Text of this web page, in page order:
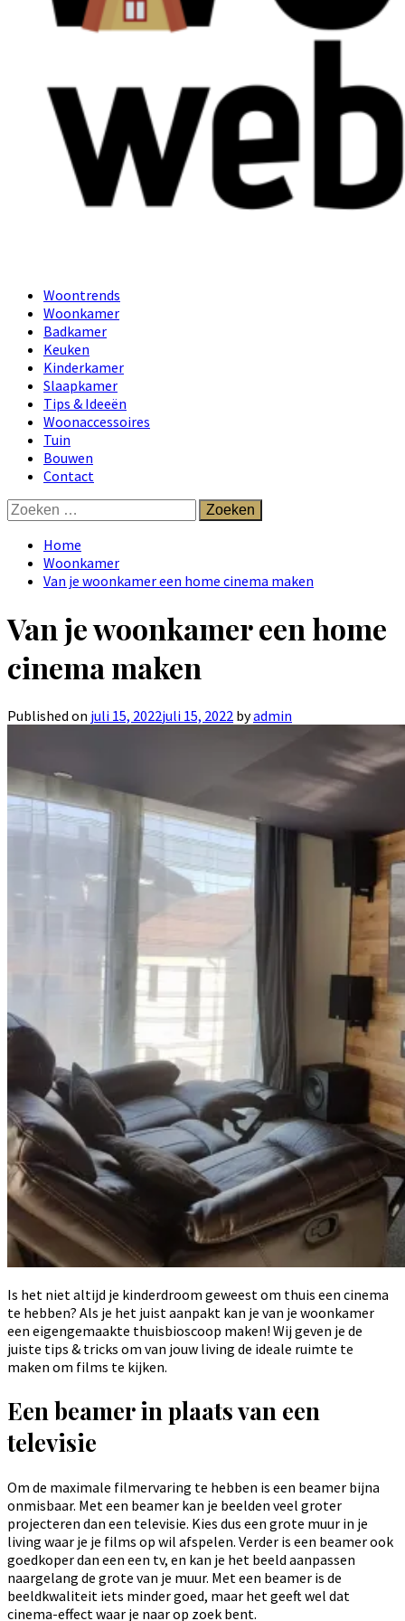
Primary
Menu
Woontrends
Woonkamer
Badkamer
Keuken
Kinderkamer
Slaapkamer
Tips & Ideeën
Woonaccessoires
Tuin
Bouwen
Contact
Zoeken
naar:
Home
Woonkamer
Van je woonkamer een home cinema maken
Van je woonkamer een home
cinema maken
Published on juli 15, 2022juli 15, 2022 byadmin
Is het niet altijd je kinderdroom geweest om thuis een cinema
te hebben? Als je het juist aanpakt kan je van je woonkamer
een eigengemaakte thuisbioscoop maken! Wij geven je de
juiste tips & tricks om van jouw living de ideale ruimte te
maken om films te kijken.
Een beamer in plaats van een
televisie
Om de maximale filmervaring te hebben is een beamer bijna
onmisbaar. Met een beamer kan je beelden veel groter
projecteren dan een televisie. Kies dus een grote muur in je
living waar je je films op wil afspelen. Verder is een beamer ook
goedkoper dan een een tv, en kan je het beeld aanpassen
naargelang de grote van je muur. Met een beamer is de
beeldkwaliteit iets minder goed, maar het geeft wel dat
cinema-effect waar je naar op zoek bent.